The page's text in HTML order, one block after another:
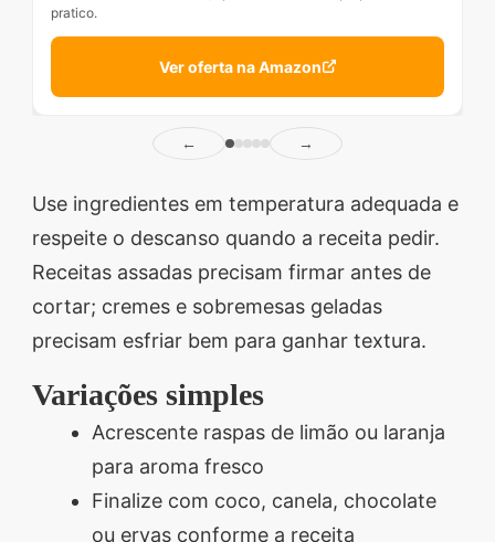
pratico.
Ver oferta na Amazon
← →
Use ingredientes em temperatura adequada e
respeite o descanso quando a receita pedir.
Receitas assadas precisam firmar antes de
cortar; cremes e sobremesas geladas
precisam esfriar bem para ganhar textura.
Variações simples
Acrescente raspas de limão ou laranja
para aroma fresco
Finalize com coco, canela, chocolate
ou ervas conforme a receita